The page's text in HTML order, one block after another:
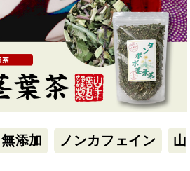
無添加 ノンカフェイン
山